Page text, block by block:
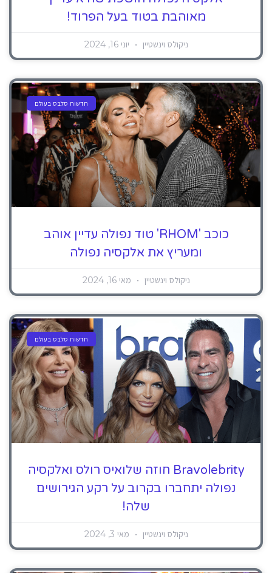
מאוהבת בטוד בעל הפרוד!
ניקולס וינשטיין יוני 16, 2024
חדשות סלבס בעולם
כוכב 'RHOM' טוד נפולה עדיין אוהב
ומעריץ את אלקסיה נפולה
ניקולס וינשטיין מאי 16, 2024
חדשות סלבס בעולם
Bravolebrity חוזה שלואיס רולס ואלקסיה
נפולה יתחברו בקרוב על רקע הגירושים
שלה!
ניקולס וינשטיין מאי 3, 2024